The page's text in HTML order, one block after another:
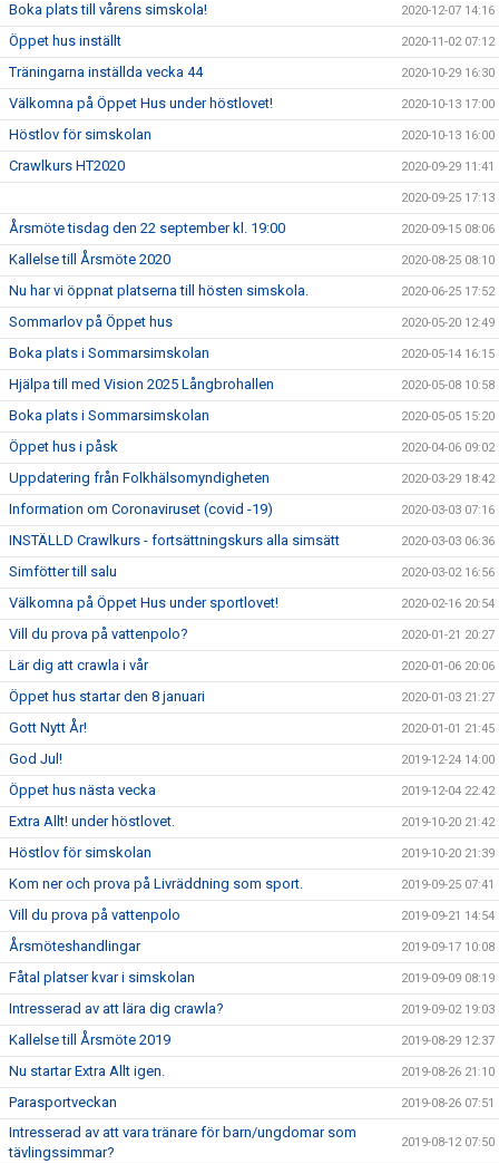
Boka plats till vårens simskola! 2020-12-07 14:16
Öppet hus inställt 2020-11-02 07:12
Träningarna inställda vecka 44 2020-10-29 16:30
Välkomna på Öppet Hus under höstlovet! 2020-10-13 17:00
Höstlov för simskolan 2020-10-13 16:00
Crawlkurs HT2020 2020-09-29 11:41
2020-09-25 17:13
Årsmöte tisdag den 22 september kl. 19:00 2020-09-15 08:06
Kallelse till Årsmöte 2020 2020-08-25 08:10
Nu har vi öppnat platserna till hösten simskola. 2020-06-25 17:52
Sommarlov på Öppet hus 2020-05-20 12:49
Boka plats i Sommarsimskolan 2020-05-14 16:15
Hjälpa till med Vision 2025 Långbrohallen 2020-05-08 10:58
Boka plats i Sommarsimskolan 2020-05-05 15:20
Öppet hus i påsk 2020-04-06 09:02
Uppdatering från Folkhälsomyndigheten 2020-03-29 18:42
Information om Coronaviruset (covid -19) 2020-03-03 07:16
INSTÄLLD Crawlkurs - fortsättningskurs alla simsätt 2020-03-03 06:36
Simfötter till salu 2020-03-02 16:56
Välkomna på Öppet Hus under sportlovet! 2020-02-16 20:54
Vill du prova på vattenpolo? 2020-01-21 20:27
Lär dig att crawla i vår 2020-01-06 20:06
Öppet hus startar den 8 januari 2020-01-03 21:27
Gott Nytt År! 2020-01-01 21:45
God Jul! 2019-12-24 14:00
Öppet hus nästa vecka 2019-12-04 22:42
Extra Allt! under höstlovet. 2019-10-20 21:42
Höstlov för simskolan 2019-10-20 21:39
Kom ner och prova på Livräddning som sport. 2019-09-25 07:41
Vill du prova på vattenpolo 2019-09-21 14:54
Årsmöteshandlingar 2019-09-17 10:08
Fåtal platser kvar i simskolan 2019-09-09 08:19
Intresserad av att lära dig crawla? 2019-09-02 19:03
Kallelse till Årsmöte 2019 2019-08-29 12:37
Nu startar Extra Allt igen. 2019-08-26 21:10
Parasportveckan 2019-08-26 07:51
Intresserad av att vara tränare för barn/ungdomar som
tävlingssimmar?
2019-08-12 07:50